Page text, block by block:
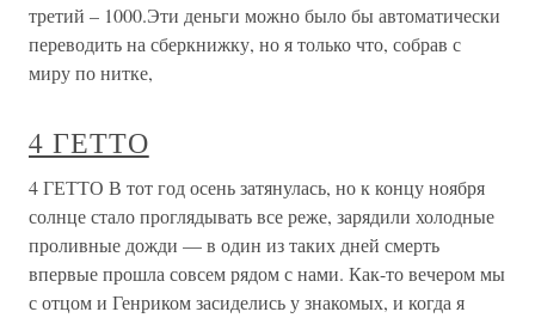
третий – 1000.Эти деньги можно было бы автоматически
переводить на сберкнижку, но я только что, собрав с
миру по нитке,
4 ГЕТТО
4 ГЕТТО В тот год осень затянулась, но к концу ноября
солнце стало проглядывать все реже, зарядили холодные
проливные дожди — в один из таких дней смерть
впервые прошла совсем рядом с нами. Как-то вечером мы
с отцом и Генриком засиделись у знакомых, и когда я